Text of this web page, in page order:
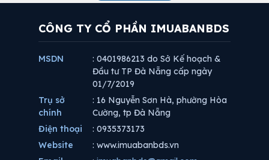
CÔNG TY CỔ PHẦN IMUABANBDS
MSDN
: 0401986213 do Sở Kế hoạch &
Đầu tư TP Đà Nẵng cấp ngày
01/7/2019
Trụ sở
chính
: 16 Nguyễn Sơn Hà, phường Hòa
Cường, tp Đà Nẵng
Điện thoại
: 0935373173
Website
: www.imuabanbds.vn